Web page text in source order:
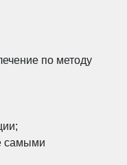
по методу
самыми